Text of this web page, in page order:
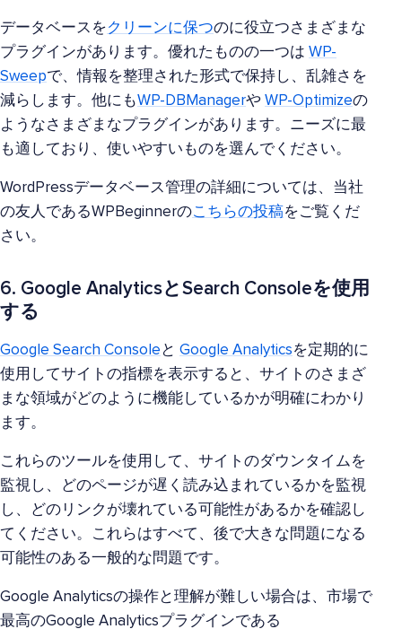
データベースをクリーンに保つのに役立つさまざまな
プラグインがあります。優れたものの一つは WP-
Sweepで、情報を整理された形式で保持し、乱雑さを
減らします。他にもWP-DBManagerや WP-Optimizeの
ようなさまざまなプラグインがあります。ニーズに最
も適しており、使いやすいものを選んでください。
WordPressデータベース管理の詳細については、当社
の友人であるWPBeginnerのこちらの投稿をご覧くだ
さい。
6. Google AnalyticsとSearch Consoleを使用
する
Google Search Console と Google Analyticsを定期的に
使用してサイトの指標を表示すると、サイトのさまざ
まな領域がどのように機能しているかが明確にわかり
ます。
これらのツールを使用して、サイトのダウンタイムを
監視し、どのページが遅く読み込まれているかを監視
し、どのリンクが壊れている可能性があるかを確認し
てください。これらはすべて、後で大きな問題になる
可能性のある一般的な問題です。
Google Analyticsの操作と理解が難しい場合は、市場で
最高のGoogle Analyticsプラグインである